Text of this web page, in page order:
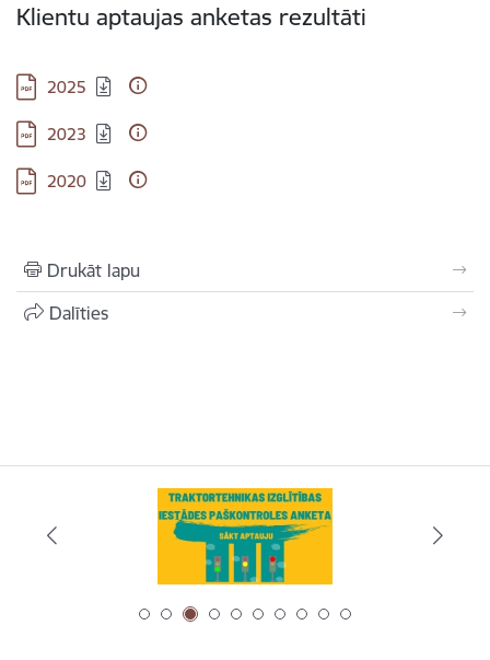
Klientu aptaujas anketas rezultāti
Lejupielādēt:
2025
Lejupielādēt:
2023
Lejupielādēt:
2020
Drukāt lapu
Dalīties